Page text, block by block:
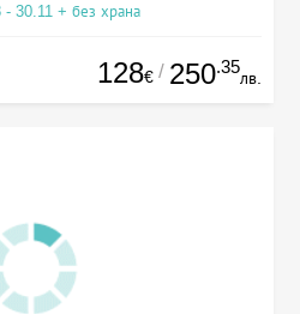
- 30.11 + без храна
128€ / 250.35
лв.